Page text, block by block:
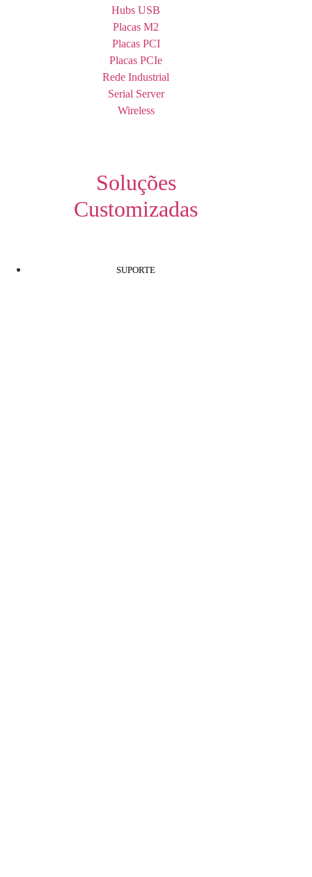
Hubs USB
Placas M2
Placas PCI
Placas PCIe
Rede Industrial
Serial Server
Wireless
Soluções
Customizadas
SUPORTE